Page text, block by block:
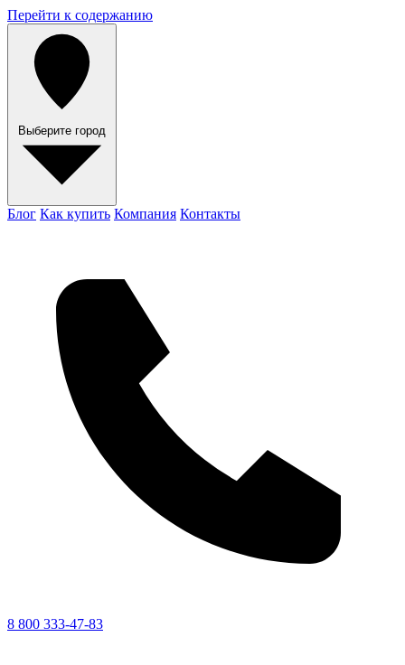
Перейти к содержанию
Выберите город
Блог Как купить Компания Контакты
8 800 333-47-83